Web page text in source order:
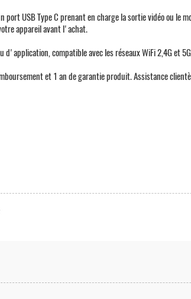
USB Type C prenant en charge la sortie vidéo ou le
appareil avant l'achat.
compatible avec les réseaux WiFi 2,4G et
et 1 an de garantie produit. Assistance